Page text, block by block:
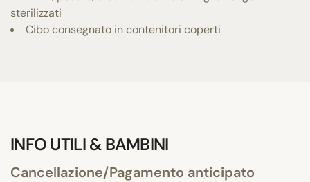
sterilizzati
Cibo consegnato in contenitori coperti
INFO UTILI & BAMBINI
Cancellazione/Pagamento anticipato